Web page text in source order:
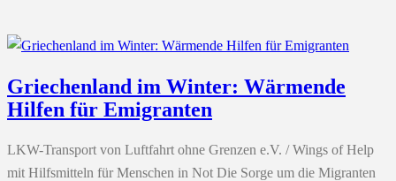
Griechenland im Winter: Wärmende
Hilfen für Emigranten
LKW-Transport von Luftfahrt ohne Grenzen e.V. / Wings of Help
mit Hilfsmitteln für Menschen in Not Die Sorge um die Migranten